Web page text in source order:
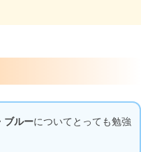
ブルーについてとっても勉強